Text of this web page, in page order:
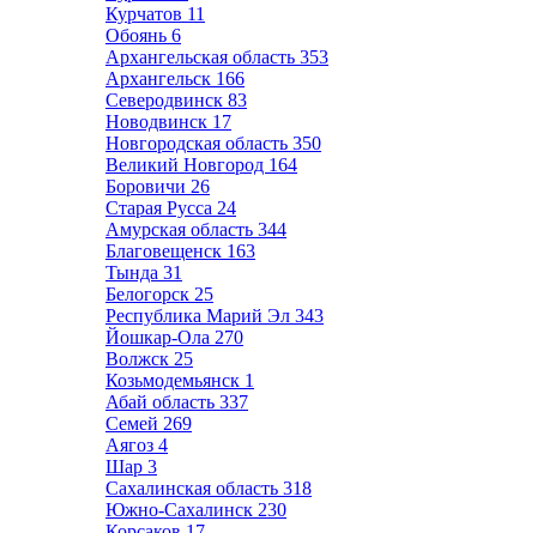
Курчатов 11
Обоянь 6
Архангельская область 353
Архангельск 166
Северодвинск 83
Новодвинск 17
Новгородская область 350
Великий Новгород 164
Боровичи 26
Старая Русса 24
Амурская область 344
Благовещенск 163
Тында 31
Белогорск 25
Республика Марий Эл 343
Йошкар-Ола 270
Волжск 25
Козьмодемьянск 1
Абай область 337
Семей 269
Аягоз 4
Шар 3
Сахалинская область 318
Южно-Сахалинск 230